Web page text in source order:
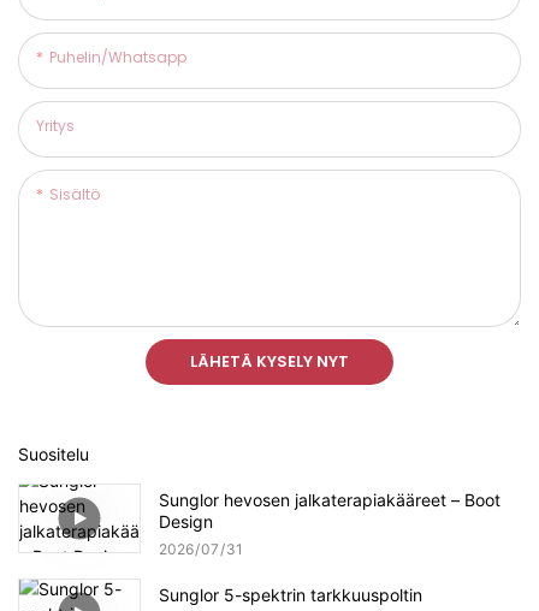
Puhelin/whatsapp
Yritys
Sisältö
LÄHETÄ KYSELY NYT
Suositelu
Sunglor hevosen jalkaterapiakääreet – Boot
Design
2026 07 31
Sunglor 5-spektrin tarkkuuspoltin